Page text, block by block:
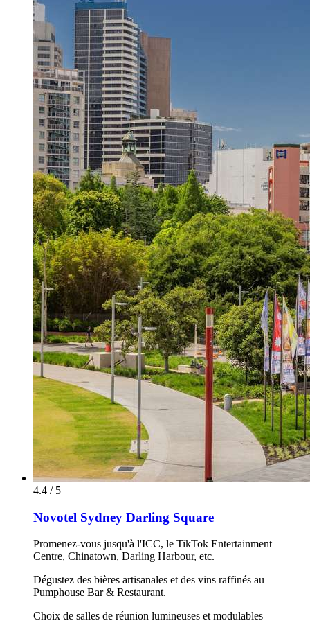
4.4 / 5
Novotel Sydney Darling Square
Promenez-vous jusqu'à l'ICC, le TikTok Entertainment
Centre, Chinatown, Darling Harbour, etc.
Dégustez des bières artisanales et des vins raffinés au
Pumphouse Bar & Restaurant.
Choix de salles de réunion lumineuses et modulables